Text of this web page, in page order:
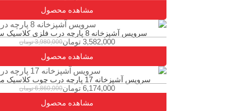
مشاهده محصول
سرویس آشپزخانه 8 پارچه درب فلزی کلاسیک سفید
3,980,000 تومان 3,582,000 تومان
مشاهده محصول
سرویس آشپزخانه 17 پارچه درب چوب کلاسیک مشکی
6,860,000 تومان 6,174,000 تومان
مشاهده محصول